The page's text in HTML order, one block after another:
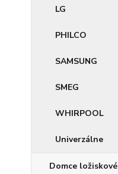
LG
PHILCO
SAMSUNG
SMEG
WHIRPOOL
Univerzálne
Domce ložiskové